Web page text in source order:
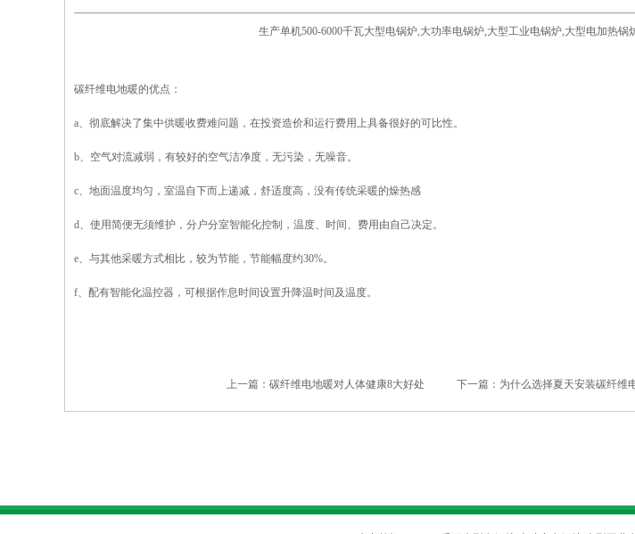
生产单机500-6000千瓦大型电锅炉,大功率电锅炉,大型工业电锅炉,大型电加热锅
碳纤维电地暖的优点：
a、彻底解决了集中供暖收费难问题，在投资造价和运行费用上具备很好的可比性。
b、空气对流减弱，有较好的空气洁净度，无污染，无噪音。
c、地面温度均匀，室温自下而上递减，舒适度高，没有传统采暖的燥热感
d、使用简便无须维护，分户分室智能化控制，温度、时间、费用由自己决定。
e、与其他采暖方式相比，较为节能，节能幅度约30%。
f、配有智能化温控器，可根据作息时间设置升降温时间及温度。
上一篇： 碳纤维电地暖对人体健康8大好处 下一篇： 为什么选择夏天安装碳纤维